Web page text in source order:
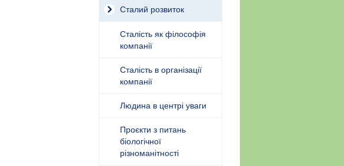
Сталий розвиток
Сталість як філософія
компанії
Сталість в організації
компанії
Людина в центрі уваги
Проєкти з питань
біологічної
різноманітності